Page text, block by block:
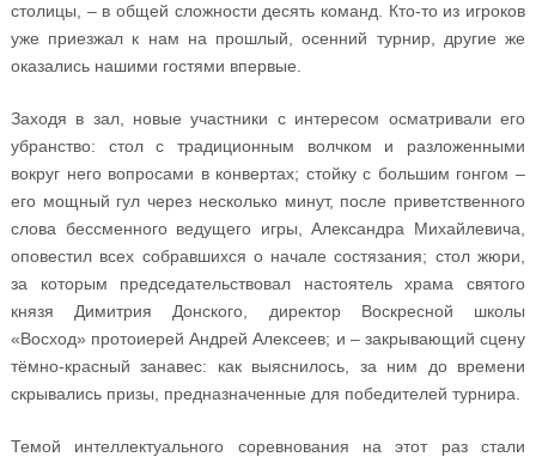
столицы, – в общей сложности десять команд. Кто-то из игроков
уже приезжал к нам на прошлый, осенний турнир, другие же
оказались нашими гостями впервые.
Заходя в зал, новые участники с интересом осматривали его
убранство: стол с традиционным волчком и разложенными
вокруг него вопросами в конвертах; стойку с большим гонгом –
его мощный гул через несколько минут, после приветственного
слова бессменного ведущего игры, Александра Михайлевича,
оповестил всех собравшихся о начале состязания; стол жюри,
за которым председательствовал настоятель храма святого
князя Димитрия Донского, директор Воскресной школы
«Восход» протоиерей Андрей Алексеев; и – закрывающий сцену
тёмно-красный занавес: как выяснилось, за ним до времени
скрывались призы, предназначенные для победителей турнира.
Темой интеллектуального соревнования на этот раз стали